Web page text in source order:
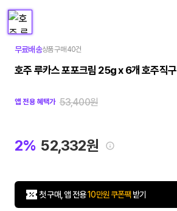
무료배송상품 구매 40건
호주 루카스 포포크림 25g x 6개 호주직구
앱 전용 혜택가 53,400원
2% 52,332원
첫 구매, 앱 전용10만원 쿠폰팩 받기